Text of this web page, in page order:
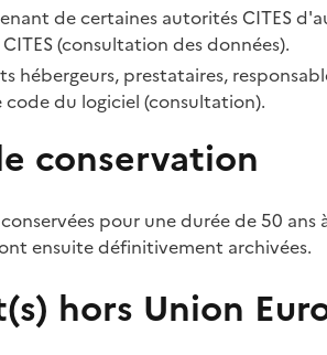
de certaines autorités CITES
(consultation des données).
hébergeurs, prestataires,
du logiciel (consultation).
conservation
pour une durée de 50
ensuite définitivement archivées.
hors Union